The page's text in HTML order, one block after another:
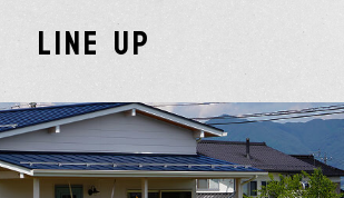
LINE UP